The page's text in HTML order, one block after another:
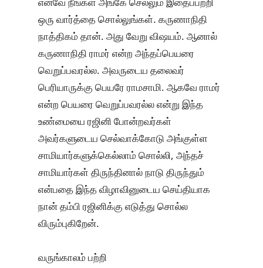
ஒரு வார்த்தை சொல்லுங்கள். கருணாநிதி
நாத்திகம் தான். அது வேறு விஷயம். ஆனால்
கருணாநிதி ராமர் என்ற அந்தப்பெயரை
வெறுப்பவரல்ல. அவருடைய தலைவர்
பெரியாருக்கு பெயரே ராமசாமி. ஆகவே ராமர்
என்ற பெயரை வெறுப்பவரல்ல என்று இந்த
உண்மையை ரஜினி போன்றவர்கள்
அவர்களுடைய செல்வாக்கோடு அங்குள்ள
சாமியார்களுக்கெல்லாம் சொல்லி, அந்தச்
சாமியார்கள் திருந்தினால் நாடு திருந்தும்
என்பதை இந்த விழாவினுடைய செய்தியாக
நான் தம்பி ரஜினிக்கு எடுத்து சொல்ல
விரும்புகிறேன்.
வருங்காலம் பற்றி